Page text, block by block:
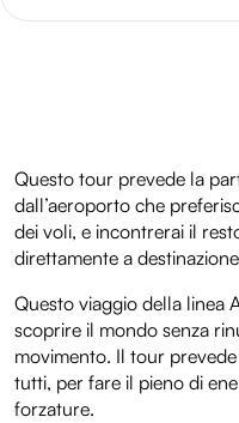
Questo tour prevede la
dall’aeroporto che
dei voli, e incontrerai il
direttamente a
Questo viaggio della linea
scoprire il mondo senza
movimento. Il tour
tutti, per fare il pieno di
forzature.